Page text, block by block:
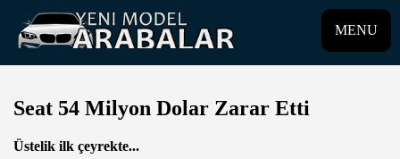
MENU
Seat 54 Milyon Dolar Zarar Etti
Üstelik ilk çeyrekte...